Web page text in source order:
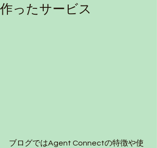
作ったサービス
ブログではAgent Connectの特徴や使